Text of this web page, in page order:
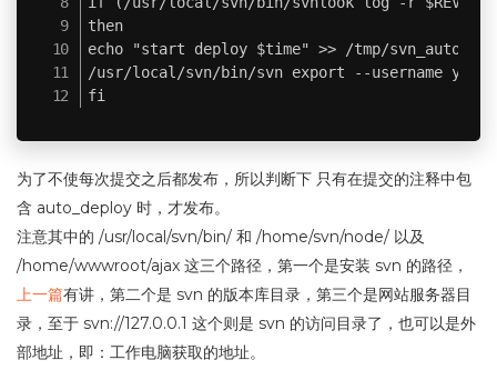
then
echo "start deploy $time" >> /tmp/
/usr/local/svn/bin/svn export --username
fi
为了不使每次提交之后都发布，所以判断下 只有在提交的注释中包
含 auto_deploy 时，才发布。
注意其中的 /usr/local/svn/bin/ 和 /home/svn/node/ 以及
/home/wwwroot/ajax 这三个路径，第一个是安装 svn 的路径，
上一篇有讲，第二个是 svn 的版本库目录，第三个是网站服务器目
录，至于 svn://127.0.0.1 这个则是 svn 的访问目录了，也可以是外
部地址，即：工作电脑获取的地址。